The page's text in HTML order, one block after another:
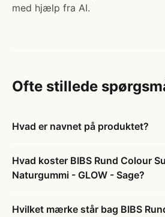
med hjælp fra AI.
Ofte stillede
Hvad er navnet på produktet?
Hvad koster BIBS Rund Colour
Naturgummi - GLOW - Sage?
Hvilket mærke står bag BIBS